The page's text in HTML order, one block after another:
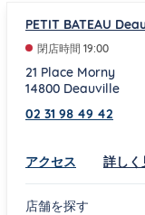
PETIT BATEAU
閉店時間 19:00
21 Place Morny
14800 Deauville
02 31 98 49 42
アクセス Link詳しく
店舗を探す